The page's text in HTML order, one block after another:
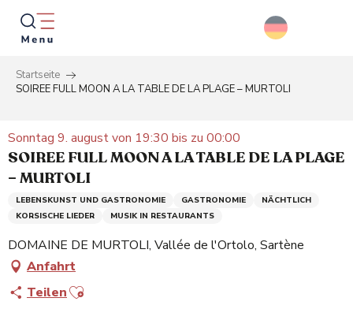
Aller
contenu
principal
Startseite
SOIREE FULL MOON A LA TABLE DE LA PLAGE – MURTOLI
Sonntag 9. august von 19:30 bis zu 00:00
SOIREE FULL MOON A LA TABLE DE LA PLAGE
– MURTOLI
LEBENSKUNST UND GASTRONOMIE GASTRONOMIE
NÄCHTLICH
KORSISCHE LIEDER
MUSIK IN RESTAURANTS
DOMAINE DE MURTOLI, Vallée de l'Ortolo, Sartène
Anfahrt
TeilenAjouter aux favoris